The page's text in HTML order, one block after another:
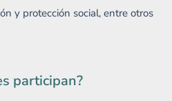
y protección social, entre otros
participan?​